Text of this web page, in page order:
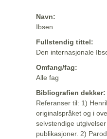
Navn:
Ibsen
Fullstendig tittel:
Den internasjonale
Omfang/fag:
Alle fag
Bibliografien dekker:
Referanser til: 1)
originalspråket og i
selvstendige
publikasjoner. 2)